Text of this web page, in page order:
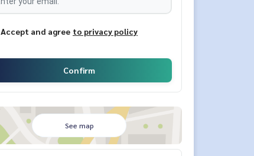
Accept and agree to privacy policy
Confirm
See map